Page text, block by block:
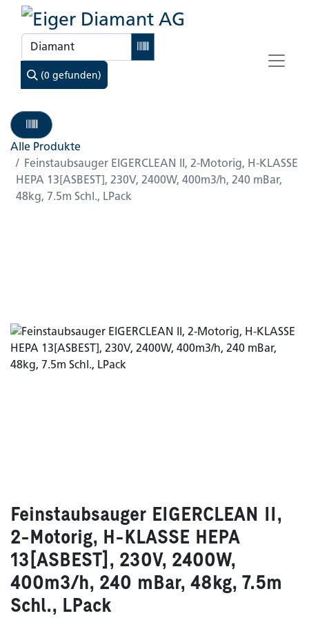
(0 gefunden)
Alle Produkte
Feinstaubsauger EIGERCLEAN II, 2-Motorig, H-KLASSE
HEPA 13[ASBEST], 230V, 2400W, 400m3/h, 240 mBar,
48kg, 7.5m Schl., LPack
Feinstaubsauger EIGERCLEAN II,
2-Motorig, H-KLASSE HEPA
13[ASBEST], 230V, 2400W,
400m3/h, 240 mBar, 48kg, 7.5m
Schl., LPack